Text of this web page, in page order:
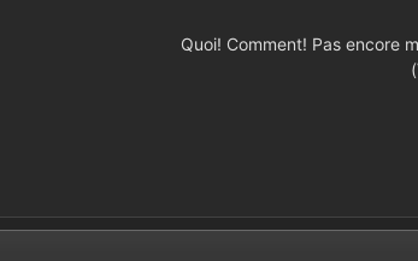
Quoi! Comment! Pas encore